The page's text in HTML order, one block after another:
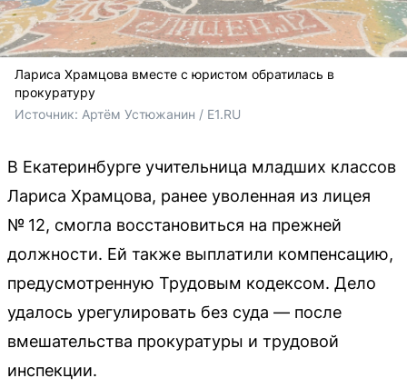
Лариса Храмцова вместе с юристом обратилась в
прокуратуру
Источник: Артём Устюжанин / E1.RU
В Екатеринбурге учительница младших классов
Лариса Храмцова, ранее уволенная из лицея
№ 12, смогла восстановиться на прежней
должности. Ей также выплатили компенсацию,
предусмотренную Трудовым кодексом. Дело
удалось урегулировать без суда — после
вмешательства прокуратуры и трудовой
инспекции.